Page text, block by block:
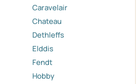
Caravelair
Chateau
Dethleffs
Elddis
Fendt
Hobby